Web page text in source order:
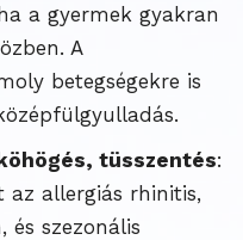
a gyermek gyakran
A
betegségekre is
tüsszentés:
az allergiás rhinitis,
és szezonális